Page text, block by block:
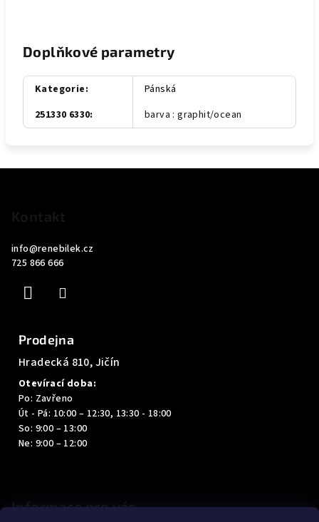
Doplňkové parametry
Kategorie:
Pánská
251330 6330: barva : graphit/ocean
info@renebilek.cz
725 866 666
Prodejna
Hradecká 810, Jičín
Otevírací doba:
Po: Zavřeno
Út - Pá: 10:00 – 12:30, 13:30 - 18:00
So: 9:00 – 13:00
Ne: 9:00 – 12:00
Informace pro vás